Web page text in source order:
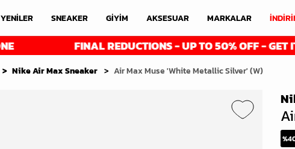
YENİLER SNEAKER GİYİM AKSESUAR MARKALAR
FINAL REDUCTIONS - UP TO 50% OFF - GET IT
Nike Air Max Sneaker Air Max Muse 'White Metallic Silver' (W)
%